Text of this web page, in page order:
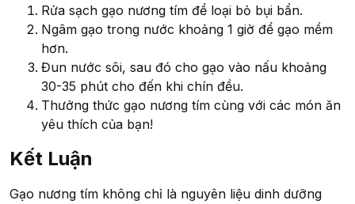
Rửa sạch gạo nương tím để loại bỏ bụi bẩn.
Ngâm gạo trong nước khoảng 1 giờ để gạo mềm
hơn.
Đun nước sôi, sau đó cho gạo vào nấu khoảng
30-35 phút cho đến khi chín đều.
Thưởng thức gạo nương tím cùng với các món ăn
yêu thích của bạn!
Kết Luận
Gạo nương tím không chỉ là nguyên liệu dinh dưỡng